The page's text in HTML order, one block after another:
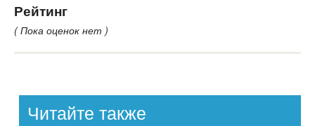
Рейтинг
( Пока оценок нет )
Читайте также